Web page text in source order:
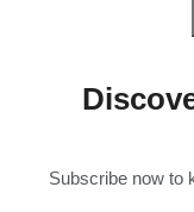
Subscribe now to